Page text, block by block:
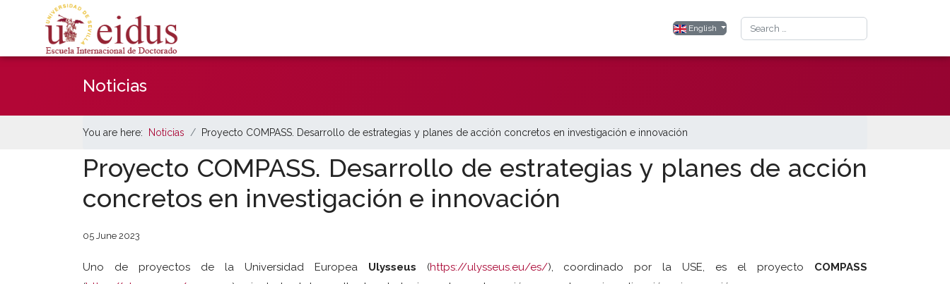
Select your language
English Search
Noticias
You are here: Noticias Proyecto COMPASS. Desarrollo de estrategias y planes de acción concretos en investigación e innovación
Proyecto COMPASS. Desarrollo de estrategias y planes de acción
concretos en investigación e innovación
05 June 2023
Uno de proyectos de la Universidad Europea Ulysseus (https://ulysseus.eu/es/), coordinado por la USE, es el proyecto COMPASS